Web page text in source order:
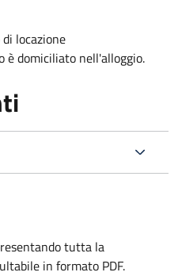
locazione
è domiciliato nell'alloggio.
tutta la
in formato PDF.